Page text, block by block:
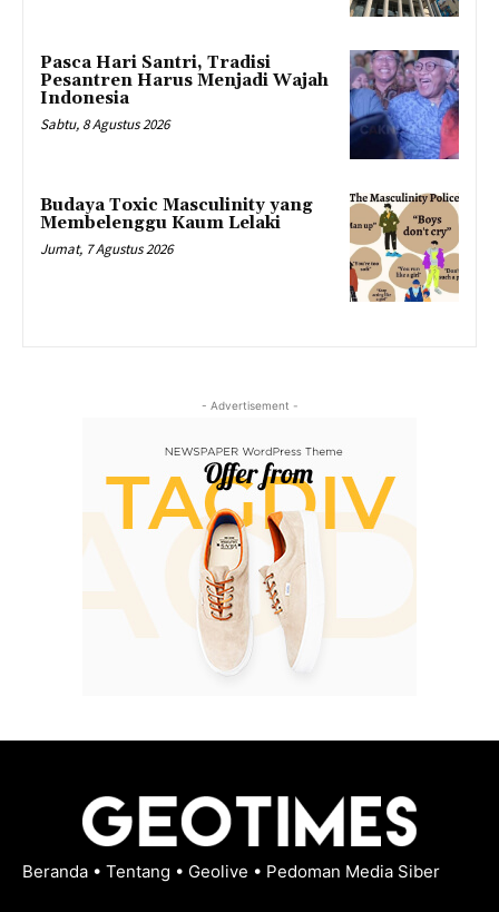
Pasca Hari Santri, Tradisi
Pesantren Harus Menjadi Wajah
Indonesia
Sabtu, 8 Agustus 2026
Budaya Toxic Masculinity yang
Membelenggu Kaum Lelaki
Jumat, 7 Agustus 2026
- Advertisement -
Beranda • Tentang • Geolive • Pedoman Media Siber